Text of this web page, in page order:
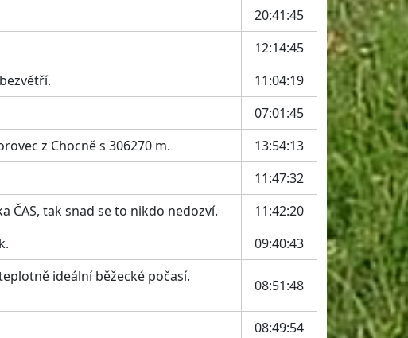
20:41:45
12:14:45
11:04:19
07:01:45
z Chocně s 306270 m.
13:54:13
11:47:32
tak snad se to nikdo nedozví.
11:42:20
09:40:43
ideální běžecké počasí.
08:51:48
08:49:54